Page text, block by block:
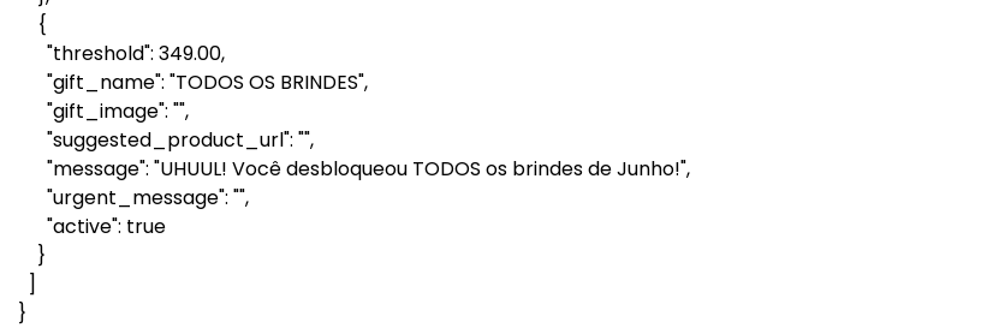
{
"threshold": 349.00,
"gift_name": "TODOS OS BRINDES",
"gift_image": "",
"suggested_product_url": "",
"message": "UHUUL! Você desbloqueou TODOS os brindes de Junho!",
"urgent_message": "",
"active": true
}
]
}